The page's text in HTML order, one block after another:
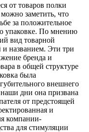
от товаров полки
заметить, что
за положительное
упаковке. По мнению
вид товарной
и названием. Эти три
бренда и
в общей структуре
была
внешнего
дни она призвана
от предстоящей
и
компании-
для стимуляции